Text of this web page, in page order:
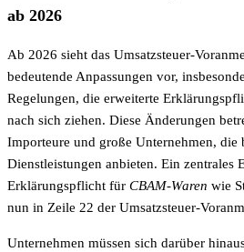
ab 2026
Ab 2026 sieht das Umsatzsteuer-
bedeutende Anpassungen vor,
Regelungen, die erweiterte
nach sich ziehen. Diese Änderungen
Importeure und große Unternehmen, die
Dienstleistungen anbieten. Ein zentrales
Erklärungspflicht für CBAM-Waren wie
nun in Zeile 22 der Umsatzsteuer-
Unternehmen müssen sich darüber